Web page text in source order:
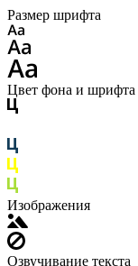
Размер шрифта
Цвет фона и шрифта
Изображения
Озвучивание текста